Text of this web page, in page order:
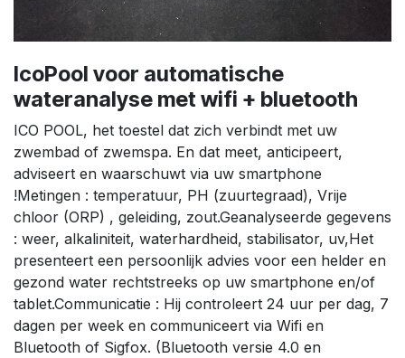
IcoPool voor automatische
wateranalyse met wifi + bluetooth
ICO POOL, het toestel dat zich verbindt met uw
zwembad of zwemspa. En dat meet, anticipeert,
adviseert en waarschuwt via uw smartphone
!Metingen : temperatuur, PH (zuurtegraad), Vrije
chloor (ORP) , geleiding, zout.Geanalyseerde gegevens
: weer, alkaliniteit, waterhardheid, stabilisator, uv,Het
presenteert een persoonlijk advies voor een helder en
gezond water rechtstreeks op uw smartphone en/of
tablet.Communicatie : Hij controleert 24 uur per dag, 7
dagen per week en communiceert via Wifi en
Bluetooth of Sigfox. (Bluetooth versie 4.0 en